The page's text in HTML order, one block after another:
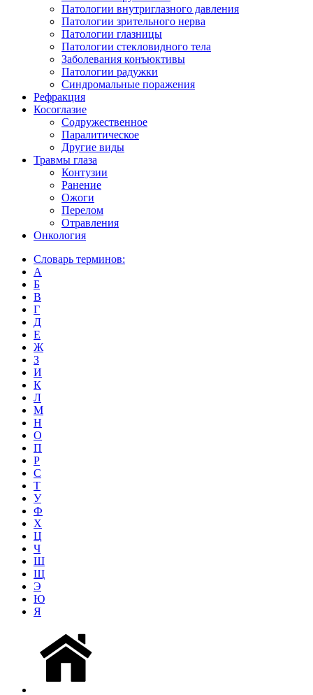
Патологии внутриглазного давления
Патологии зрительного нерва
Патологии глазницы
Патологии стекловидного тела
Заболевания конъюктивы
Патологии радужки
Синдромальные поражения
Рефракция
Косоглазие
Содружественное
Паралитическое
Другие виды
Травмы глаза
Контузии
Ранениe
Ожоги
Перелом
Отравления
Онкология
Словарь терминов:
А
Б
В
Г
Д
Е
Ж
З
И
К
Л
М
Н
О
П
Р
С
Т
У
Ф
Х
Ц
Ч
Ш
Щ
Э
Ю
Я